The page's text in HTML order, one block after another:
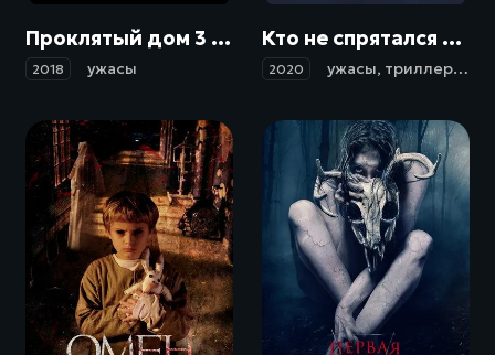
Проклятый дом 3 / Behind the Walls (2018)
2018 ужасы
Кто не спрятался / The Rental (2020)
2020 ужасы, триллер,